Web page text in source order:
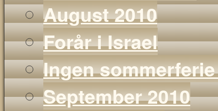
August 2010
Forår i Israel
Ingen
September 2010